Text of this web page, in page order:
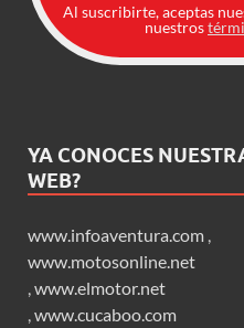
Al suscribirte, aceptas
nuestros
YA CONOCES
WEB?
www.infoaventura.com
www.motosonline.net
www.elmotor.net
www.cucaboo.com